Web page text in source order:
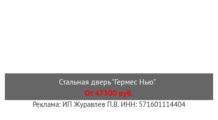
Стальная дверь "Гермес Нью"
От 47300 руб.
Реклама: ИП Журавлев П.В. ИНН: 571601114404